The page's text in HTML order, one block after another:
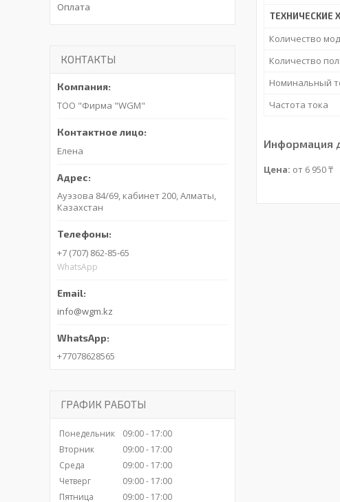
ТЕХНИЧЕСКИЕ
Количество
Количество
Номинальный
Частота тока
Информация
Цена: от 6 950 ₸
Оплата
КОНТАКТЫ
ТОО "Фирма "WGM"
Елена
Ауэзова 84/69, кабинет 200, Алматы,
Казахстан
+7 (707) 862-85-65
WhatsApp
info@wgm.kz
+77078628565
ГРАФИК РАБОТЫ
Понедельник 09:00
17:00
Вторник
09:00
17:00
Среда
09:00
17:00
Четверг
09:00
17:00
Пятница
09:00 17:00